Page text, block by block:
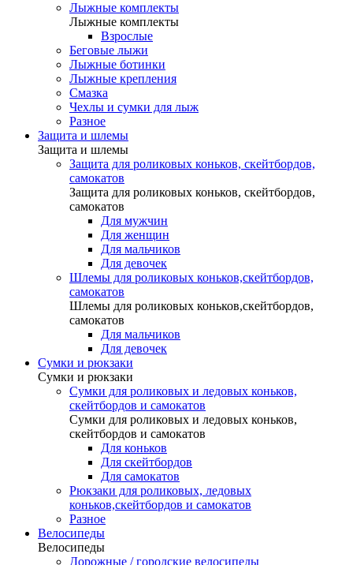
Лыжные комплекты
Лыжные комплекты
Взрослые
Беговые лыжи
Лыжные ботинки
Лыжные крепления
Смазка
Чехлы и сумки для лыж
Разное
Защита и шлемы
Защита и шлемы
Защита для роликовых коньков, скейтбордов,
самокатов
Защита для роликовых коньков, скейтбордов,
самокатов
Для мужчин
Для женщин
Для мальчиков
Для девочек
Шлемы для роликовых коньков,скейтбордов,
самокатов
Шлемы для роликовых коньков,скейтбордов,
самокатов
Для мальчиков
Для девочек
Сумки и рюкзаки
Сумки и рюкзаки
Сумки для роликовых и ледовых коньков,
скейтбордов и самокатов
Сумки для роликовых и ледовых коньков,
скейтбордов и самокатов
Для коньков
Для скейтбордов
Для самокатов
Рюкзаки для роликовых, ледовых
коньков,скейтбордов и самокатов
Разное
Велосипеды
Велосипеды
Дорожные / городские велосипеды